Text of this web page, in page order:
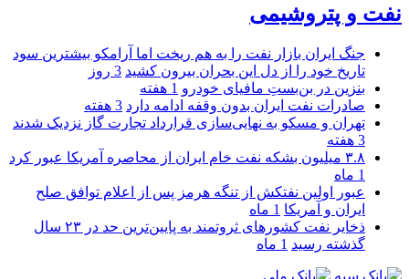
نفت و پتروشیمی
جنگ ایران بازار نفت را به هم ریخت اما آرامکو بیشترین سود
تاریخ خود را از دل این بحران بیرون کشید 3 روز
بنزین در بن‌بستِ مافیای خودرو 1 هفته
صادرات نفت ایران بدون وقفه ادامه دارد 3 هفته
تهران و مسکو به نهایی‌سازی قرارداد تجارت گاز نزدیک شدند
3 هفته
۳.۸ میلیون بشکه نفت خام ایران از محاصره آمریکا عبور کرد
1 ماه
عبور اولین نفتکش از تنگه هرمز پس از اعلام توافق صلح
ایران و آمریکا 1 ماه
ذخایر نفت کشورهای ثروتمند به پایین‌ترین حد در ۲۳ سال
گذشته رسید 1 ماه